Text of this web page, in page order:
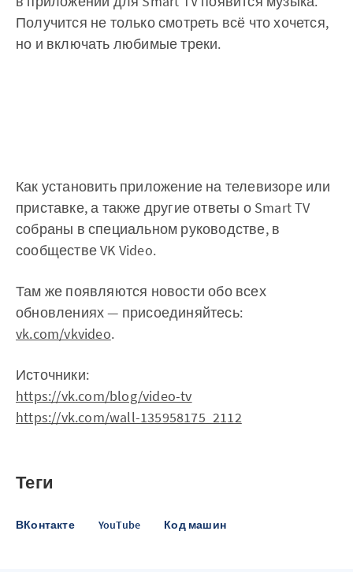
Получится не только смотреть всё что хочется,
но и включать любимые треки.
Как установить приложение на телевизоре или
приставке, а также другие ответы о Smart TV
собраны в специальном руководстве, в
сообществе VK Video.
Там же появляются новости обо всех
обновлениях — присоединяйтесь:
vk.com/vkvideo.
Источники:
https://vk.com/blog/video-tv
https://vk.com/wall-135958175_2112
Теги
ВКонтакте YouTube Код машин